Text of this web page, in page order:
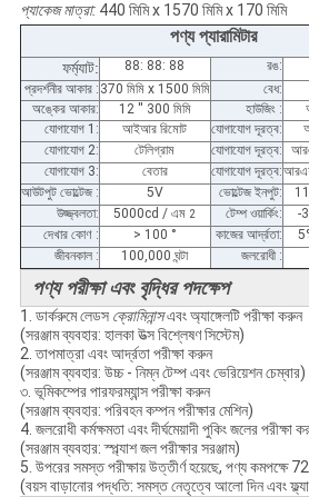
প্যাকেজ মাত্রা:440 মিমি x 1570 মিমি x 170 মিমি
পণ্য প্যারামিটার
ফর্ম্যাট: 88: 88: 88 রঙ:
প্রদর্শনীর আকার : 370 মিমি x 1500 মিমি বেধ:
অঙ্কের আকার:
12 '' 300 মিমি হাউজিং :
যোগাযোগ 1:
আইআর রিমোট যোগাযোগ দূরত্ব:
যোগাযোগ 2:
টেলিগ্রাম যোগাযোগ দূরত্ব:
যোগাযোগ 3:
বেতার যোগাযোগ দূরত্ব:
আউটপুট ভোল্টেজ :
5V ভোল্টেজ ইনপুট:
উজ্জ্বলতা:
5000cd / এম 2 টেম্প ওয়ার্কিং: -
দেখার কোণ :
> 100 ° কাজের আর্দ্রতা:
জীবনকাল :
100,000 ঘন্টা জলরোধী :
পণ্য পরীক্ষা এবং বৃদ্ধির পদক্ষেপ
1. ডার্করুমে লেডস ক্রোমিনান্সএবং অ্যাঙ্গেলটি পরীক্ষা করুন
(সরঞ্জাম ব্যবহার: হালকা উত্স বিশ্লেষণ সিস্টেম)
2. তাপমাত্রা এবং আর্দ্রতা পরীক্ষা করুন
(সরঞ্জাম ব্যবহার: উচ্চ - নিম্ন টেম্প এবং ভেরিয়েশন চেম্বার)
৩. ভূমিকম্পের পারফরম্যান্স পরীক্ষা করুন
(সরঞ্জাম ব্যবহার: পরিবহন কম্পন পরীক্ষার মেশিন)
4. জলরোধী কর্মক্ষমতা এবং দীর্ঘমেয়াদী পুকিং জলের পরীক্ষা
(সরঞ্জাম ব্যবহার: স্প্ল্যাশ জল পরীক্ষার সরঞ্জাম)
5. উপরের সমস্ত পরীক্ষায় উত্তীর্ণ হয়েছে, পণ্য কমপক্ষে 72
(বয়স বাড়ানোর পদ্ধতি: সমস্ত নেতৃত্বে আলো দিন এবং